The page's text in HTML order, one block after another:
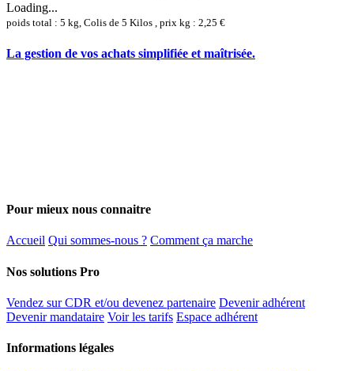
Loading...
poids total : 5 kg, Colis de 5 Kilos , prix kg : 2,25 €
La gestion de vos achats simplifiée et maîtrisée.
Pour mieux nous connaitre
Accueil Qui sommes-nous ? Comment ça marche
Nos solutions Pro
Vendez sur CDR et/ou devenez partenaire Devenir adhérent
Devenir mandataire Voir les tarifs Espace adhérent
Informations légales